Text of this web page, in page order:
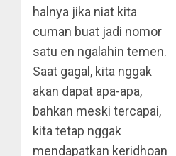
halnya jika niat kita
cuman buat jadi nomor
satu en ngalahin temen.
Saat gagal, kita nggak
akan dapat apa-apa,
bahkan meski tercapai,
kita tetap nggak
mendapatkan keridhoan